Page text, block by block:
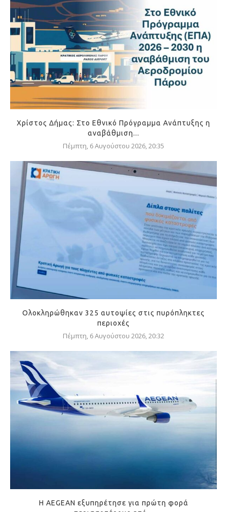
Χρίστος Δήμας: Στο Εθνικό Πρόγραμμα Ανάπτυξης η
αναβάθμιση...
Πέμπτη, 6 Αυγούστου 2026, 20:35
Ολοκληρώθηκαν 325 αυτοψίες στις πυρόπληκτες
περιοχές
Πέμπτη, 6 Αυγούστου 2026, 20:32
Η AEGEAN εξυπηρέτησε για πρώτη φορά